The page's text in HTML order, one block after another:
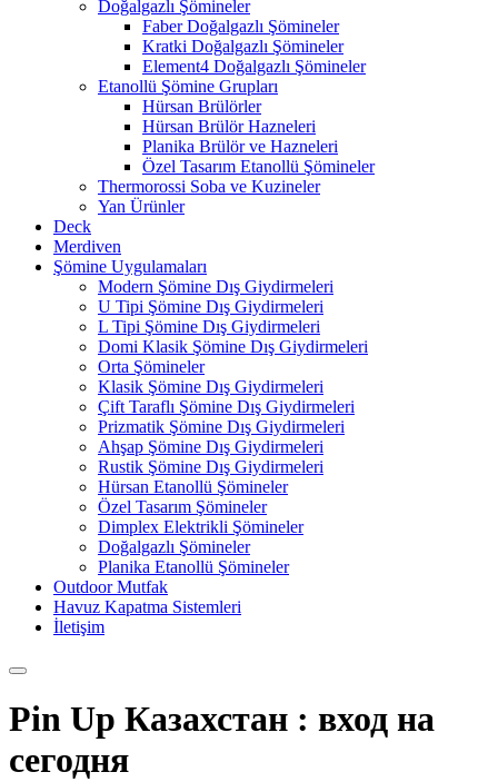
Doğalgazlı Şömineler
Faber Doğalgazlı Şömineler
Kratki Doğalgazlı Şömineler
Element4 Doğalgazlı Şömineler
Etanollü Şömine Grupları
Hürsan Brülörler
Hürsan Brülör Hazneleri
Planika Brülör ve Hazneleri
Özel Tasarım Etanollü Şömineler
Thermorossi Soba ve Kuzineler
Yan Ürünler
Deck
Merdiven
Şömine Uygulamaları
Modern Şömine Dış Giydirmeleri
U Tipi Şömine Dış Giydirmeleri
L Tipi Şömine Dış Giydirmeleri
Domi Klasik Şömine Dış Giydirmeleri
Orta Şömineler
Klasik Şömine Dış Giydirmeleri
Çift Taraflı Şömine Dış Giydirmeleri
Prizmatik Şömine Dış Giydirmeleri
Ahşap Şömine Dış Giydirmeleri
Rustik Şömine Dış Giydirmeleri
Hürsan Etanollü Şömineler
Özel Tasarım Şömineler
Dimplex Elektrikli Şömineler
Doğalgazlı Şömineler
Planika Etanollü Şömineler
Outdoor Mutfak
Havuz Kapatma Sistemleri
İletişim
Pin Up Казахстан : вход на
сегодня